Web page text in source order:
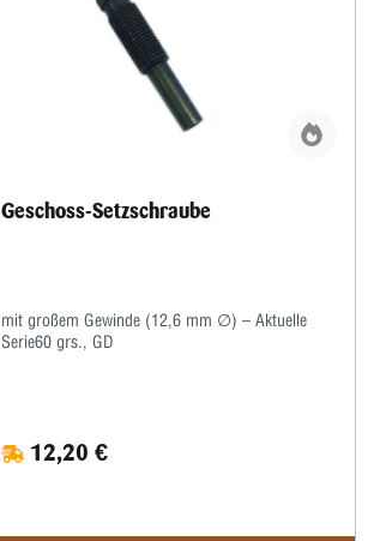
Geschoss-Setzschraube
mit großem Gewinde (12,6 mm ∅) – Aktuelle
Serie60 grs., GD
12,20 €